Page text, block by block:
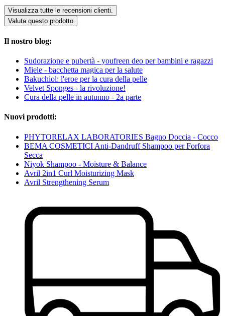
Visualizza tutte le recensioni clienti.
Valuta questo prodotto
Il nostro blog:
Sudorazione e pubertà - youfreen deo per bambini e ragazzi
Miele - bacchetta magica per la salute
Bakuchiol: l'eroe per la cura della pelle
Velvet Sponges - la rivoluzione!
Cura della pelle in autunno - 2a parte
Nuovi prodotti:
PHYTORELAX LABORATORIES Bagno Doccia - Cocco
BEMA COSMETICI Anti-Dandruff Shampoo per Forfora
Secca
Niyok Shampoo - Moisture & Balance
Avril 2in1 Curl Moisturizing Mask
Avril Strengthening Serum